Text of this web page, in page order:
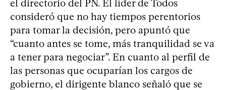
el directorio del PN. El líder de Todos
consideró que no hay tiempos perentorios
para tomar la decisión, pero apuntó que
“cuanto antes se tome, más tranquilidad se va
a tener para negociar”. En cuanto al perfil de
las personas que ocuparían los cargos de
gobierno, el dirigente blanco señaló que se